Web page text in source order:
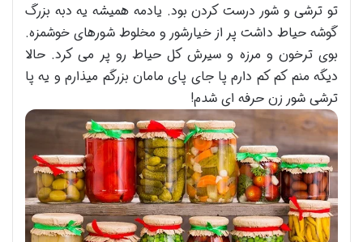
تو ترشی و شور درست کردن بود. یادمه همیشه یه دبه بزرگ
گوشه حیاط داشت پر از خیارشور و مخلوط شورهای خوشمزه.
بوی ترخون و مرزه و سیرش کل حیاط رو پر می کرد. حالا
دیگه منم کم کم دارم پا جای پای مامان بزرگم میذارم و یه پا
ترشی شور زن حرفه ای شدم!